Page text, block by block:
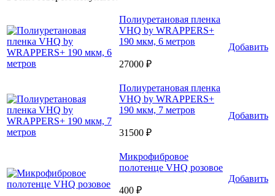
Полиуретановая пленка
VHQ by WRAPPERS+
190 мкм, 6 метров
27000 ₽
Добавить
Полиуретановая пленка
VHQ by WRAPPERS+
190 мкм, 7 метров
31500 ₽
Добавить
Микрофибровое
полотенце VHQ розовое
400 ₽
Добавить